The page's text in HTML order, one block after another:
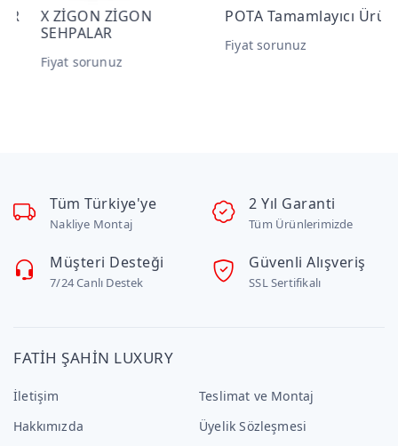
X ZİGON ZİGON
SEHPALAR
Fiyat sorunuz
POTA Tamamlayıcı Ürün
Fiyat sorunuz
Tüm Türkiye'ye
Nakliye Montaj
2 Yıl Garanti
Tüm Ürünlerimizde
Müşteri Desteği
7/24 Canlı Destek
Güvenli Alışveriş
SSL Sertifikalı
FATİH ŞAHİN LUXURY
İletişim
Hakkımızda
Teslimat ve Montaj
Üyelik Sözleşmesi